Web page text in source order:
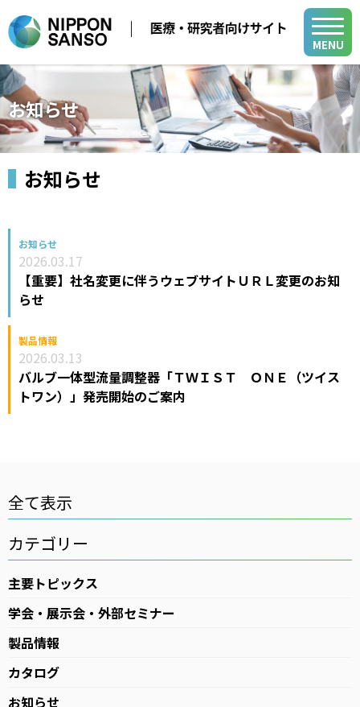
MENU
メディカル事業
医療用ガス
医療機器
在宅医療
バイオ機器
開発・サポート
グループ関係会社
学会・展示会
医療ガス／医療機器／在宅医療関連
医療用ガス
医療機器
在宅医療
バイオ機器
高気圧酸素療法（HBOT）
医療機器
在宅医療
医療ガスパイピングシステム
イベント・セミナー
開発・サポート
メディカル・テクニカル・サービスセンター
お知らせ
お知らせ
お知らせ
2026.03.17
【重要】社名変更に伴うウェブサイトＵＲＬ変更のお知
らせ
製品情報
2026.03.13
バルブ一体型流量調整器「ＴＷＩＳＴ ＯＮＥ（ツイス
トワン）」発売開始のご案内
全て表示
カテゴリー
主要トピックス
学会・展示会・外部セミナー
製品情報
カタログ
お知らせ